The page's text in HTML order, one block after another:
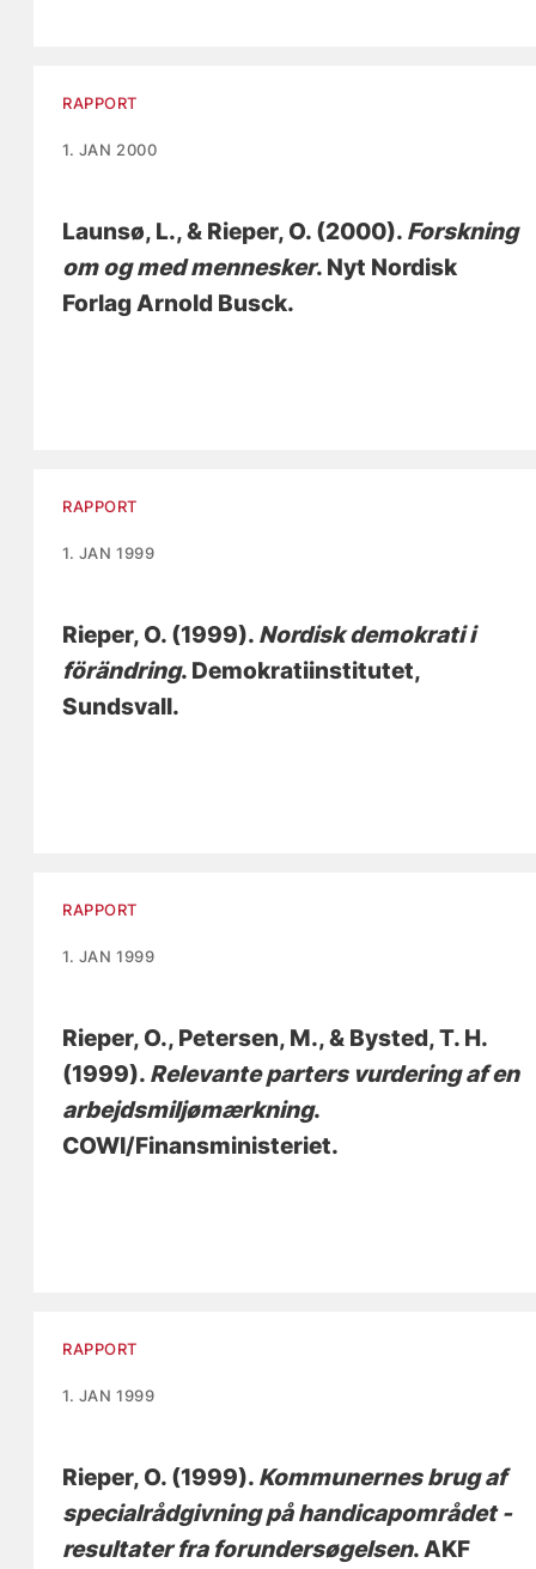
RAPPORT
1. JAN 2000
Launsø, L., & Rieper, O. (2000). Forskning
om og med mennesker. Nyt Nordisk
Forlag Arnold Busck.
RAPPORT
1. JAN 1999
Rieper, O. (1999). Nordisk demokrati i
förändring. Demokratiinstitutet,
Sundsvall.
RAPPORT
1. JAN 1999
Rieper, O., Petersen, M., & Bysted, T. H.
(1999). Relevante parters vurdering af en
arbejdsmiljømærkning.
COWI/Finansministeriet.
RAPPORT
1. JAN 1999
Rieper, O. (1999). Kommunernes brug af
specialrådgivning på handicapområdet -
resultater fra forundersøgelsen. AKF